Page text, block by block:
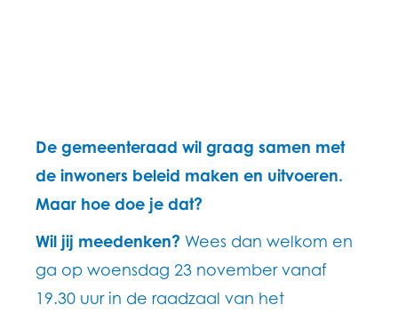
De gemeenteraad wil graag samen met
de inwoners beleid maken en uitvoeren.
Maar hoe doe je dat?
Wil jij meedenken? Wees dan welkom en
ga op woensdag 23 november vanaf
19.30 uur in de raadzaal van het